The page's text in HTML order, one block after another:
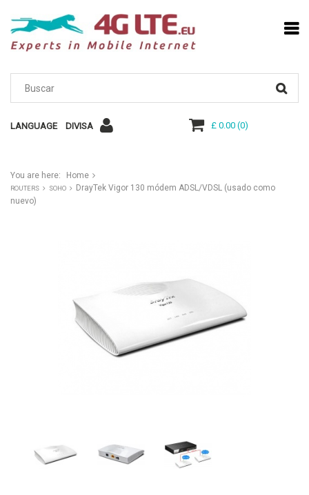
LANGUAGE DIVISA £ 0.00(0)
You are here: Home
ROUTERS SOHO
DrayTek Vigor 130 módem ADSL/VDSL (usado como
nuevo)